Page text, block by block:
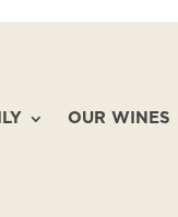
OUR WINES